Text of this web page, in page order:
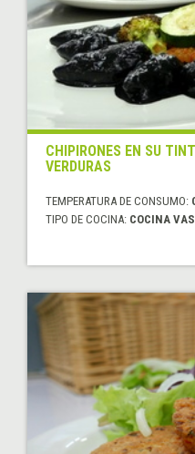
CHIPIRONES EN SU
VERDURAS
TEMPERATURA DE CONSUMO:
TIPO DE COCINA: COCINA